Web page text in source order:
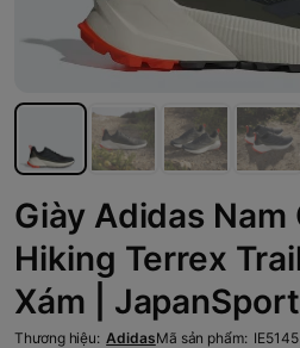
Giày Adidas
Hiking Terrex
Xám |
Thương hiệu: AdidasMã sản phẩm: